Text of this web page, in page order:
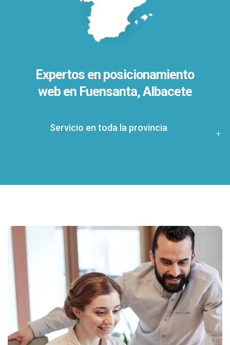
Expertos en posicionamiento
web en Fuensanta, Albacete
Servicio en toda la provincia